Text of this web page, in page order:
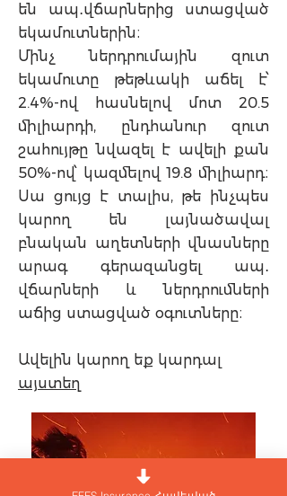
են ապ․վճարներից ստացված
եկամուտներին։
Մինչ ներդրումային զուտ
եկամուտը թեթևակի աճել է՝
2.4%-ով հասնելով մոտ 20.5
միլիարդի, ընդհանուր զուտ
շահույթը նվազել է ավելի քան
50%-ով՝ կազմելով 19.8 միլիարդ։
Սա ցույց է տալիս, թե ինչպես
կարող են լայնածավալ
բնական աղետների վնասները
արագ գերազանցել ապ․
վճարների և ներդրումների
աճից ստացված օգուտները։
Ավելին կարող եք կարդալ
այստեղ